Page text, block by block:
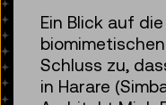
Ein Blick auf
Schluss zu,
in Harare